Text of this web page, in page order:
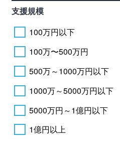
支援規模
100万円以下
100万〜500万円
500万～1000万円以下
1000万～5000万円以下
5000万円～1億円以下
1億円以上